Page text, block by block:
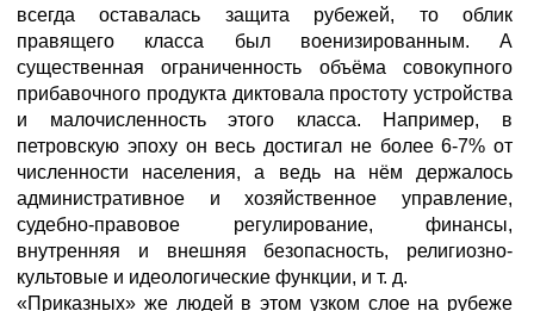
всегда оставалась защита рубежей, то облик
правящего класса был военизированным. А
существенная ограниченность объёма совокупного
прибавочного продукта диктовала простоту устройства
и малочисленность этого класса. Например, в
петровскую эпоху он весь достигал не более 6-7% от
численности населения, а ведь на нём держалось
административное и хозяйственное управление,
судебно-правовое регулирование, финансы,
внутренняя и внешняя безопасность, религиозно-
культовые и идеологические функции, и т. д.
«Приказных» же людей в этом узком слое на рубеже